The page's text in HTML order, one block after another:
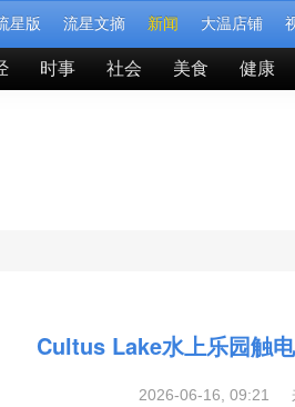
星版 流星文摘 新闻 大温店铺
时事 社会 美食 健康
Cultus Lake水上乐园触
2026-06-16, 09:21